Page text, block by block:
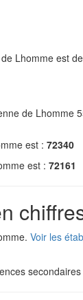
Lhomme est de
de Lhomme
est : 72340
est : 72161
Voir les
secondaires